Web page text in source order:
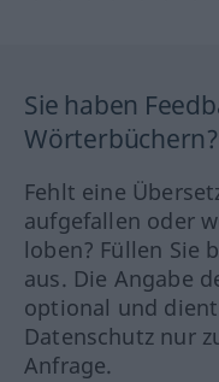
Sie haben
Wörterbüchern?
Fehlt eine
aufgefallen oder
loben? Füllen Sie
aus. Die Angabe
optional und
Datenschutz nur
Anfrage.